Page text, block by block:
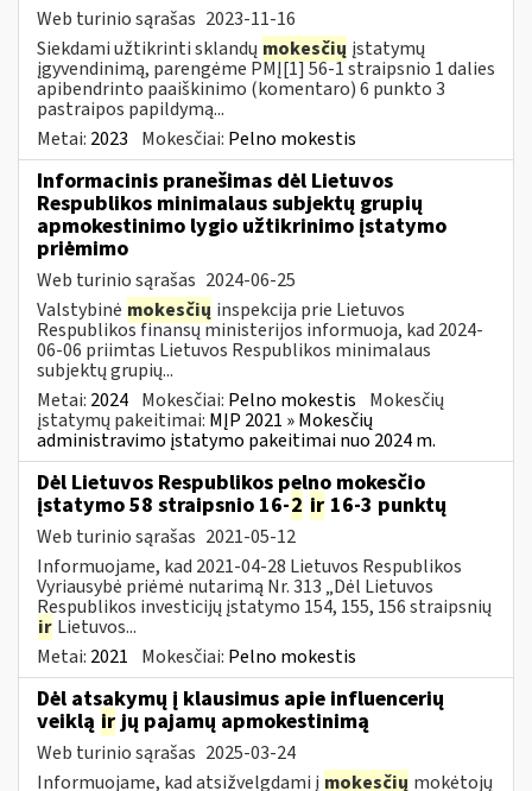
Web turinio sąrašas 2023-11-16
Siekdami užtikrinti sklandų mokesčių įstatymų
įgyvendinimą, parengėme PMĮ[1] 56-1 straipsnio 1 dalies
apibendrinto paaiškinimo (komentaro) 6 punkto 3
pastraipos papildymą...
Metai: 2023 Mokesčiai: Pelno mokestis
Informacinis pranešimas dėl Lietuvos
Respublikos minimalaus subjektų grupių
apmokestinimo lygio užtikrinimo įstatymo
priėmimo
Web turinio sąrašas 2024-06-25
Valstybinė mokesčių inspekcija prie Lietuvos
Respublikos finansų ministerijos informuoja, kad 2024-
06-06 priimtas Lietuvos Respublikos minimalaus
subjektų grupių...
Metai: 2024 Mokesčiai: Pelno mokestis Mokesčių
įstatymų pakeitimai: MĮP 2021 » Mokesčių
administravimo įstatymo pakeitimai nuo 2024 m.
Dėl Lietuvos Respublikos pelno mokesčio
įstatymo 58 straipsnio 16-2 ir 16-3 punktų
Web turinio sąrašas 2021-05-12
Informuojame, kad 2021-04-28 Lietuvos Respublikos
Vyriausybė priėmė nutarimą Nr. 313 „Dėl Lietuvos
Respublikos investicijų įstatymo 154, 155, 156 straipsnių
ir Lietuvos...
Metai: 2021 Mokesčiai: Pelno mokestis
Dėl atsakymų į klausimus apie influencerių
veiklą irjų pajamų apmokestinimą
Web turinio sąrašas 2025-03-24
Informuojame, kad atsižvelgdami į mokesčių mokėtojų